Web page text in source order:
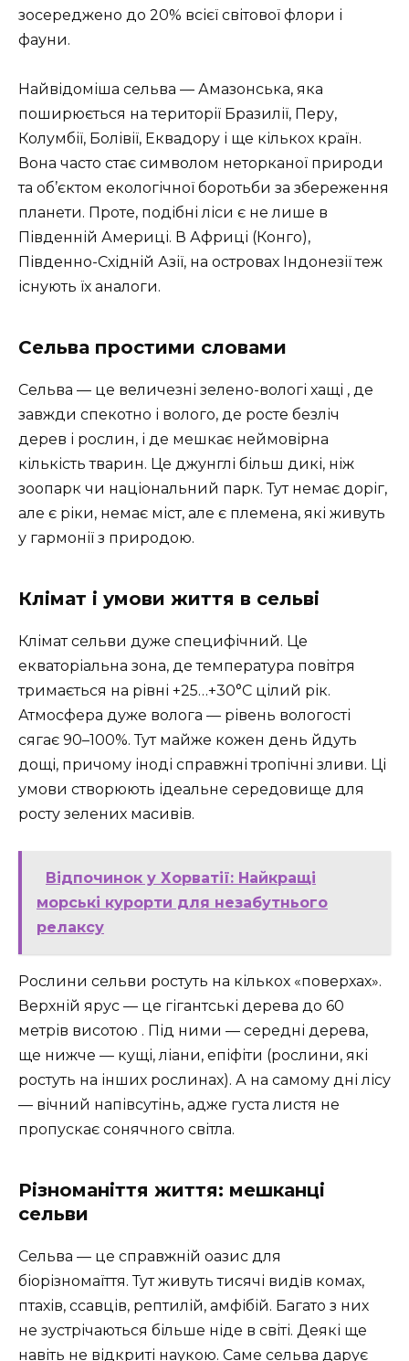
зосереджено до 20% всієї світової флори і
фауни.
Найвідоміша сельва — Амазонська, яка
поширюється на території Бразилії, Перу,
Колумбії, Болівії, Еквадору і ще кількох країн.
Вона часто стає символом неторканої природи
та об’єктом екологічної боротьби за збереження
планети. Проте, подібні ліси є не лише в
Південній Америці. В Африці (Конго),
Південно-Східній Азії, на островах Індонезії теж
існують їх аналоги.
Сельва простими словами
Сельва — це величезні зелено-вологі хащі , де
завжди спекотно і волого, де росте безліч
дерев і рослин, і де мешкає неймовірна
кількість тварин. Це джунглі більш дикі, ніж
зоопарк чи національний парк. Тут немає доріг,
але є ріки, немає міст, але є племена, які живуть
у гармонії з природою.
Клімат і умови життя в сельві
Клімат сельви дуже специфічний. Це
екваторіальна зона, де температура повітря
тримається на рівні +25…+30°C цілий рік.
Атмосфера дуже волога — рівень вологості
сягає 90–100%. Тут майже кожен день йдуть
дощі, причому іноді справжні тропічні зливи. Ці
умови створюють ідеальне середовище для
росту зелених масивів.
Відпочинок у Хорватії: Найкращі
морські курорти для незабутнього
релаксу
Рослини сельви ростуть на кількох «поверхах».
Верхній ярус — це гігантські дерева до 60
метрів висотою . Під ними — середні дерева,
ще нижче — кущі, ліани, епіфіти (рослини, які
ростуть на інших рослинах). А на самому дні лісу
— вічний напівсутінь, адже густа листя не
пропускає сонячного світла.
Різноманіття життя: мешканці
сельви
Сельва — це справжній оазис для
біорізномаїття. Тут живуть тисячі видів комах,
птахів, ссавців, рептилій, амфібій. Багато з них
не зустрічаються більше ніде в світі. Деякі ще
навіть не відкриті наукою. Саме сельва дарує